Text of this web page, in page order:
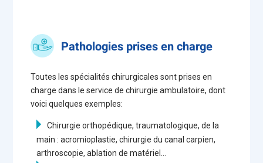
Pathologies prises en charge
Toutes les spécialités chirurgicales sont prises en
charge dans le service de chirurgie ambulatoire, dont
voici quelques exemples:
Chirurgie orthopédique, traumatologique, de la
main : acromioplastie, chirurgie du canal carpien,
arthroscopie, ablation de matériel…